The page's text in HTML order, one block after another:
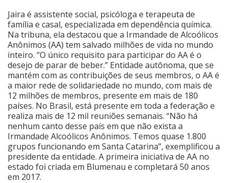
Cinema
Agenda Cultural
Anuncie
Fale Conosco
Jaira é assistente social, psicóloga e terapeuta de
família e casal, especializada em dependência química.
Na tribuna, ela destacou que a Irmandade de Alcoólicos
Anônimos (AA) tem salvado milhões de vida no mundo
inteiro. “O único requisito para participar do AA é o
desejo de parar de beber.” Entidade autônoma, que se
mantém com as contribuições de seus membros, o AA é
a maior rede de solidariedade no mundo, com mais de
12 milhões de membros, presente em mais de 180
países. No Brasil, está presente em toda a federação e
realiza mais de 12 mil reuniões semanais. “Não há
nenhum canto desse país em que não exista a
Irmandade Alcoólicos Anônimos. Temos quase 1.800
grupos funcionando em Santa Catarina”, exemplificou a
presidente da entidade. A primeira iniciativa de AA no
estado foi criada em Blumenau e completará 50 anos
em 2017.